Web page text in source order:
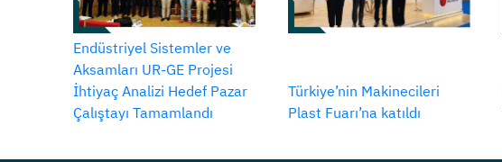
Endüstriyel Sistemler ve
Aksamları UR-GE Projesi
İhtiyaç Analizi Hedef Pazar
Çalıştayı Tamamlandı
Türkiye’nin Makinecileri
Plast Fuarı’na katıldı